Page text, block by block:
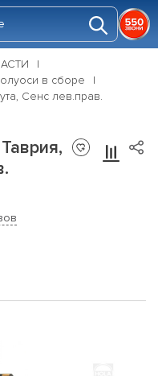
в сборе
Сенс лев.прав.